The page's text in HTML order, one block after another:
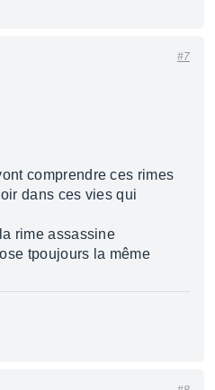
#7
comprendre ces rimes
dans ces vies qui
rime assassine
tpoujours la même